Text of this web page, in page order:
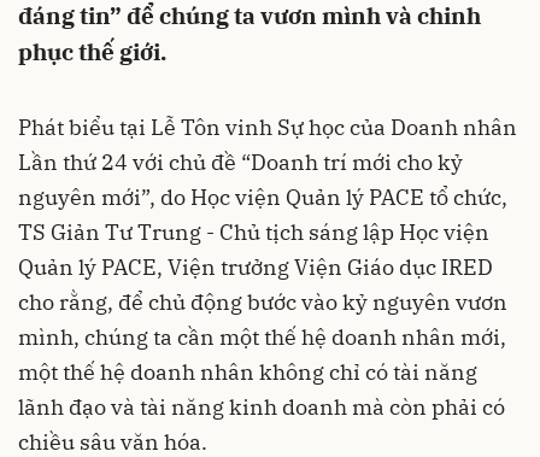
đáng tin” để chúng ta vươn mình và chinh
phục thế giới.
Phát biểu tại Lễ Tôn vinh Sự học của Doanh nhân
Lần thứ 24 với chủ đề “Doanh trí mới cho kỷ
nguyên mới”, do Học viện Quản lý PACE tổ chức,
TS Giản Tư Trung - Chủ tịch sáng lập Học viện
Quản lý PACE, Viện trưởng Viện Giáo dục IRED
cho rằng, để chủ động bước vào kỷ nguyên vươn
mình, chúng ta cần một thế hệ doanh nhân mới,
một thế hệ doanh nhân không chỉ có tài năng
lãnh đạo và tài năng kinh doanh mà còn phải có
chiều sâu văn hóa.